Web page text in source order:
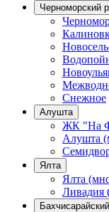
Черноморский
Снежное
Алушта
ЖК "На
Алушта
Ялта
Ялта
Ливадия